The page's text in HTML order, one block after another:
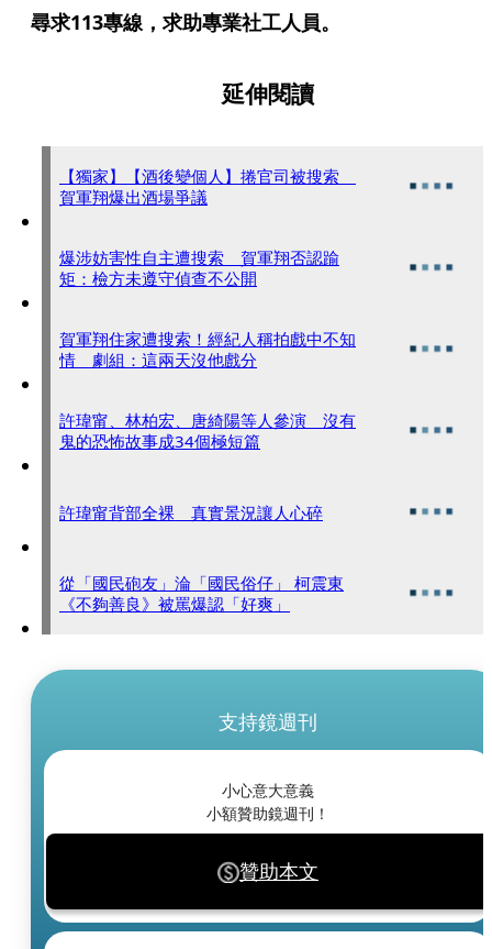
尋求113專線，求助專業社工人員。
延伸閱讀
【獨家】【酒後變個人】捲官司被搜索
賀軍翔爆出酒場爭議
爆涉妨害性自主遭搜索 賀軍翔否認踰
矩：檢方未遵守偵查不公開
賀軍翔住家遭搜索！經紀人稱拍戲中不知
情 劇組：這兩天沒他戲分
許瑋甯、林柏宏、唐綺陽等人參演 沒有
鬼的恐怖故事成34個極短篇
許瑋甯背部全裸 真實景況讓人心碎
從「國民砲友」淪「國民俗仔」 柯震東
《不夠善良》被罵爆認「好爽」
支持鏡週刊
小心意大意義
小額贊助鏡週刊！
贊助本文